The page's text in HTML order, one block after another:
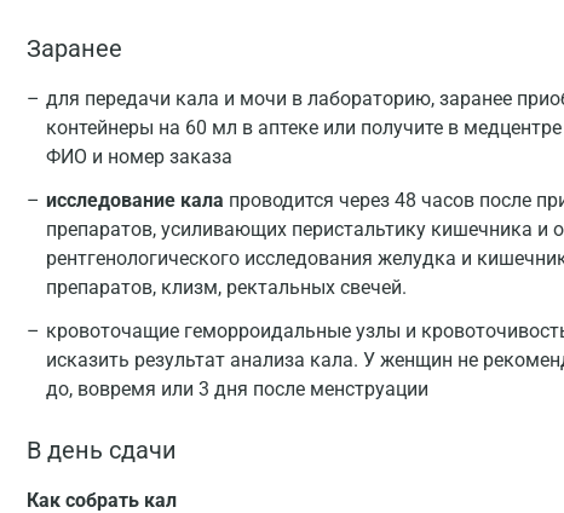
Заранее
для передачи кала и мочи в лабораторию, заранее
контейнеры на 60 мл в аптеке или получите в
ФИО и номер заказа
исследование кала проводится через 48 часов после
препаратов, усиливающих перистальтику кишечника
рентгенологического исследования желудка и
препаратов, клизм, ректальных свечей.
кровоточащие геморроидальные узлы и
исказить результат анализа кала. У женщин не
до, вовремя или 3 дня после менструации
В день сдачи
Как собрать кал